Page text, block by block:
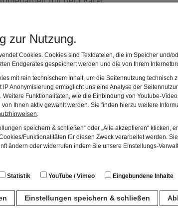
zur Nutzung.
Cookies. Cookies sind Textdateien, die im Speicher und/
Endgerätes gespeichert werden und die von Ihrem
mit rein technischem Inhalt, um die Seitennutzung technisch
IP Anonymisierung ermöglicht uns eine Analyse der
Weitere Funktionalitäten, wie die Einbindung von Youtube-
Ihnen aktiv gewählt werden. Sie finden hierzu weitere
speichern & schließen“ oder „Alle akzeptieren“ klicken,
Funktionalitäten für diesen Zweck verarbeitet werden.
ändern oder widerrufen indem Sie unsere Einstellungs-
Statistik YouTube / Vimeo Eingebundene Inhalte
Einstellungen speichern & schließen
zeigte, musste im späteren Leben
nebenbei autodidaktisch weiter und
und eigene Experimentierfreude wurden zu
und Berlin sowie an Präsentationen im
für Moderne Kunst in Venloo /
ständige Präsenz einiger seiner Bilder